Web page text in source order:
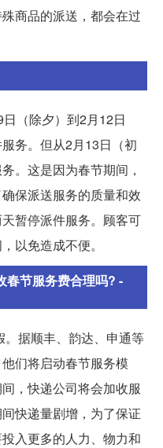
商品的派送，都会在过
（除夕）到2月12日
务。但从2月13日（初
。这是因为春节期间，
保派送服务的质量和效
暂停派件服务。顾客可
以免造成不便。
春节服务费合理吗? -
据顺丰、韵达、申通等
们将启动春节服务模
，快递公司将会加收服
快递量剧增，为了保证
入更多的人力、物力和